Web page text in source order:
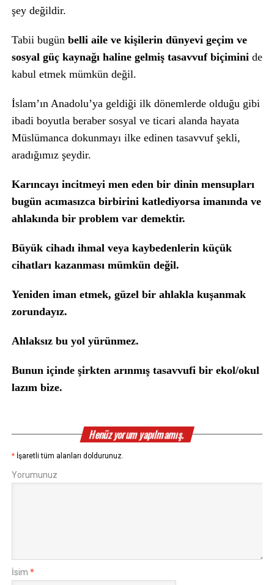
şey değildir.
Tabii bugün belli aile ve kişilerin dünyevi geçim ve
sosyal güç kaynağı haline gelmiş tasavvuf biçimini de
kabul etmek mümkün değil.
İslam’ın Anadolu’ya geldiği ilk dönemlerde olduğu gibi
ibadi boyutla beraber sosyal ve ticari alanda hayata
Müslümanca dokunmayı ilke edinen tasavvuf şekli,
aradığımız şeydir.
Karıncayı incitmeyi men eden bir dinin mensupları
bugün acımasızca birbirini katlediyorsa imanında ve
ahlakında bir problem var demektir.
Büyük cihadı ihmal veya kaybedenlerin küçük
cihatları kazanması mümkün değil.
Yeniden iman etmek, güzel bir ahlakla kuşanmak
zorundayız.
Ahlaksız bu yol yürünmez.
Bunun içinde şirkten arınmış tasavvufi bir ekol/okul
lazım bize.
Henüz yorum yapılmamış.
* İşaretli tüm alanları doldurunuz.
Yorumunuz
İsim *